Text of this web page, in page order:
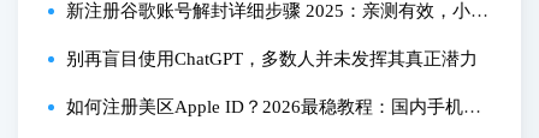
下载任意应用
新注册谷歌账号解封详细步骤 2025：亲测有效，小白
也能照做？
别再盲目使用ChatGPT，多数人并未发挥其真正潜力
如何注册美区Apple ID？2026最稳教程：国内手机号